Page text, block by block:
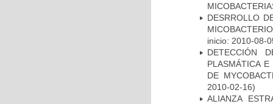
DESRROLLO
inicio: 2010-08-
DETECCIÓN
PLASMÁTICA
DE
2010-02-16)
ALIANZA